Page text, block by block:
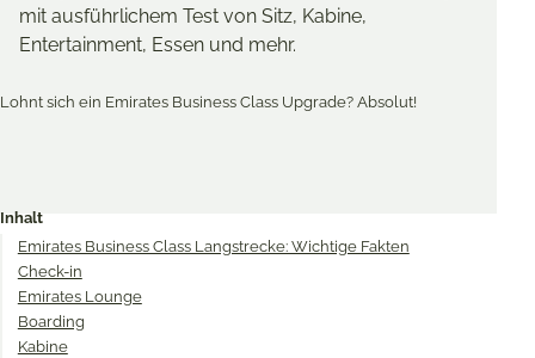
mit ausführlichem Test von Sitz, Kabine,
Entertainment, Essen und mehr.
Twitter
Inhalt
Emirates Business Class Langstrecke: Wichtige Fakten
Check-in
Emirates Lounge
Boarding
Kabine